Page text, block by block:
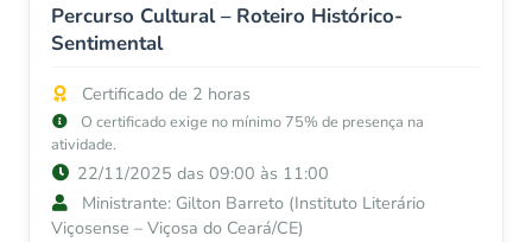
Percurso Cultural – Roteiro Histórico-
Sentimental
Certificado de 2 horas
O certificado exige no mínimo 75% de presença na
atividade.
22/11/2025 das 09:00 às 11:00
Ministrante: Gilton Barreto (Instituto Literário
Viçosense – Viçosa do Ceará/CE)